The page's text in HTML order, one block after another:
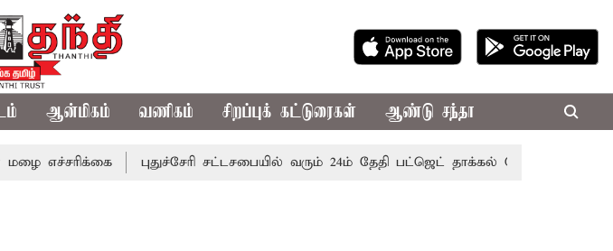
ஆன்மிகம் வணிகம் சிறப்புக் கட்டுரைகள் ஆண்டு சந்தா
புதுச்சேரி சட்டசபையில் வரும் 24ம் தேதி பட்ஜெட் தாக்கல் செய்கிறார் முதல்-